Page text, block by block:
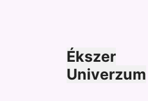
Ékszer
Univerzum